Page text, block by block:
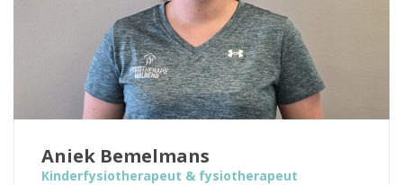
Aniek Bemelmans
Kinderfysiotherapeut & fysiotherapeut